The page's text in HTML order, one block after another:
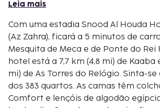
Leia mais
Com uma estadia Snood Al Houda
(Az Zahra), ficará a 5 minutos de
Mesquita de Meca e de Ponte do Rei
hotel está a 7,7 km (4,8 mi) de Kaaba
mi) de As Torres do Relógio. Sinta-se
dos 383 quartos. As camas têm
Comfort e lençóis de algodão